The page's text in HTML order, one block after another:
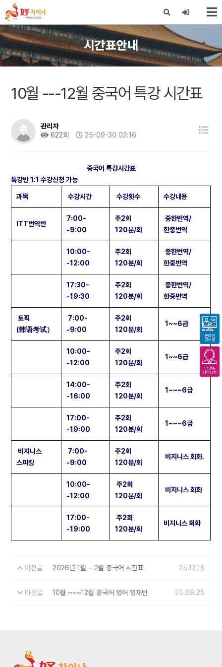
X
시간표안내
10월 ---12월 중국어 특강 시간표
관리자
622회
25-09-30 02:16
중국어 특강시간표
특강반 1:1 수강신청 가능
과목 수강시간 수강횟수 수강내용
ITT번역반
7:00-
-9:00
주2회
120분/회
중한번역/
한중번역
10:00-
-12:00
주2회
120분/회
중한번역/
한중번역
17:30-
-19:30
주2회
120분/회
중한번역/
한중번역
토픽
(韩语考试）
7:00-
-9:00
주2회
120분/회
1~~6급
10:00-
-12:00
주2회
120분/회
1~~6급
14:00-
-16:00
주2회
120분/회
1~~~6급
17:00-
-19:00
주2회
120분/회
1~~~6급
비지니스
스피킹
7:00-
-9:00
주2회
120분/회
비지니스 회화.
10:00-
-12:00
주2회
120분/회
비지니스 회화
17:00-
-19:00
주2회
120분/회
비지니스 회화
이전글 2026년 1월 --2월 중국어 시간표 25.12.18
다음글 10월 ~~~12월 중국어 영어 영재반 25.09.25
온라인
강의실
1:1맞춤
상담신청